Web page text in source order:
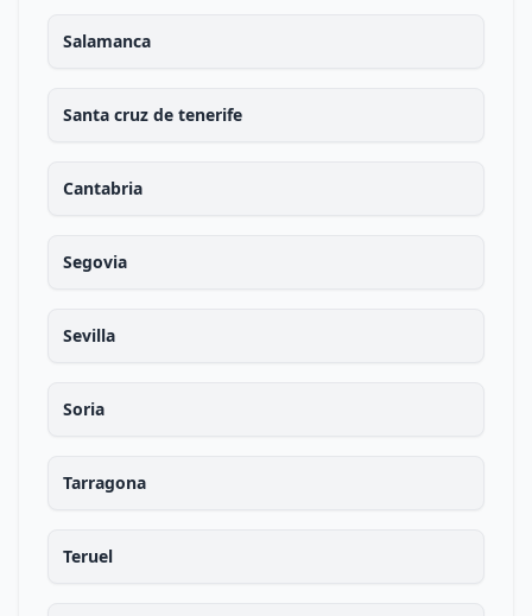
Salamanca
Santa cruz de tenerife
Cantabria
Segovia
Sevilla
Soria
Tarragona
Teruel